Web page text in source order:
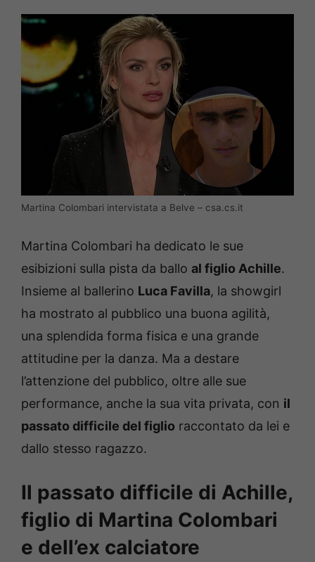
Martina Colombari intervistata a Belve – csa.cs.it
Martina Colombari ha dedicato le sue
esibizioni sulla pista da ballo al figlio Achille.
Insieme al ballerino Luca Favilla, la showgirl
ha mostrato al pubblico una buona agilità,
una splendida forma fisica e una grande
attitudine per la danza. Ma a destare
l’attenzione del pubblico, oltre alle sue
performance, anche la sua vita privata, con il
passato difficile del figlio raccontato da lei e
dallo stesso ragazzo.
Il passato difficile di Achille,
figlio di Martina Colombari
e dell’ex calciatore